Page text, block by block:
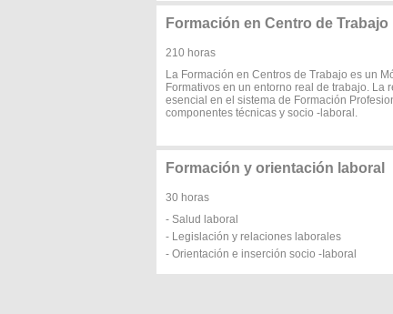
Formación en Centro de Trabajo
210 horas
La Formación en Centros de Trabajo es un
Formativos en un entorno real de trabajo. La
esencial en el sistema de Formación
componentes técnicas y socio -laboral.
Formación y orientación laboral
30 horas
- Salud laboral
- Legislación y relaciones laborales
- Orientación e inserción socio -Iaboral